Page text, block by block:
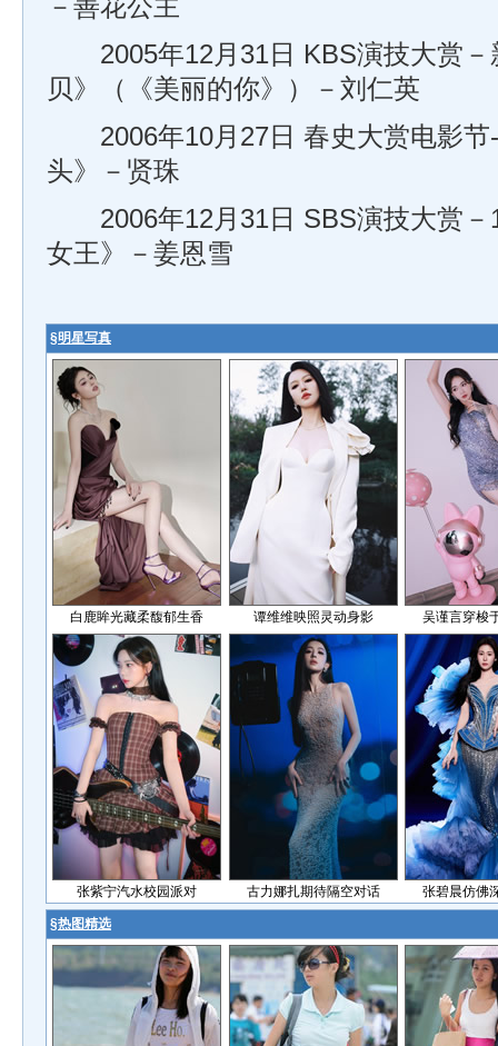
－善花公主
2005年12月31日 KBS演技大赏－
贝》（《美丽的你》）－刘仁英
2006年10月27日 春史大赏电影节-
头》－贤珠
2006年12月31日 SBS演技大赏－
女王》－姜恩雪
§明星写真
白鹿眸光藏柔馥郁生香 谭维维映照灵动身影 吴谨言穿梭
张紫宁汽水校园派对 古力娜扎期待隔空对话 张碧晨仿佛
§热图精选